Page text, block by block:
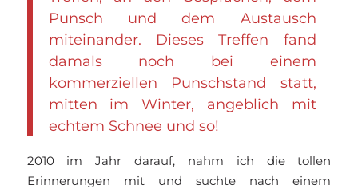
Punsch und dem Austausch
miteinander. Dieses Treffen fand
damals noch bei einem
kommerziellen Punschstand statt,
mitten im Winter, angeblich mit
echtem Schnee und so!
2010 im Jahr darauf, nahm ich die tollen
Erinnerungen mit und suchte nach einem